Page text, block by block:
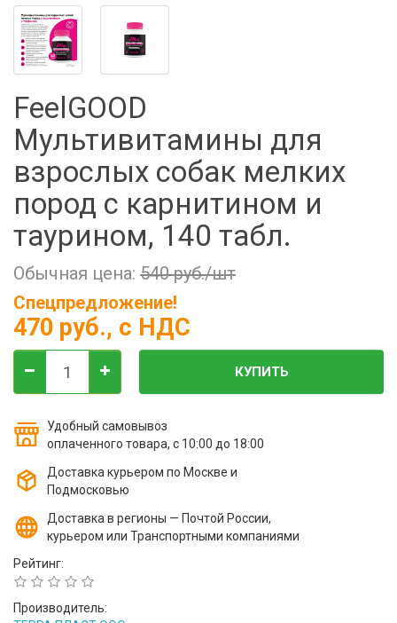
Фильтры молочные
Электронная маркировка коров
Держатели лизунцов
FeelGOOD
Мультивитамины для
взрослых собак мелких
пород с карнитином и
таурином, 140 табл.
Обычная цена: 540 руб./шт
Спецпредложение!
470 руб., с НДС
КУПИТЬ
Удобный самовывоз
оплаченного товара, с 10:00 до 18:00
Доставка курьером по Москве и
Подмосковью
Доставка в регионы — Почтой России,
курьером или Транспортными компаниями
Рейтинг:
Производитель: